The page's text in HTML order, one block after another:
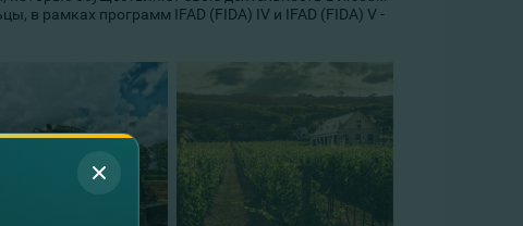
в рамках программ IFAD (FIDA) IV и IFAD (FIDA) V -